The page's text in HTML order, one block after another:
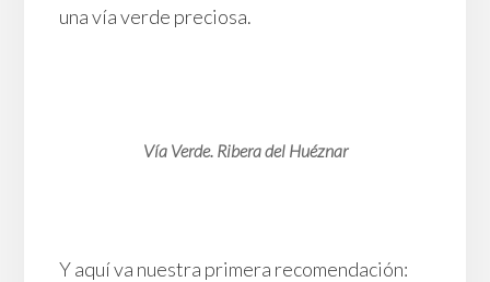
una vía verde preciosa.
Vía Verde. Ribera del Huéznar
Y aquí va nuestra primera recomendación: